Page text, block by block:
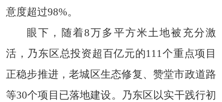
意度超过98%。
眼下，随着8万多平方米土地被充分激
活，乃东区总投资超百亿元的111个重点项目
正稳步推进，老城区生态修复、赞堂市政道路
等30个项目已落地建设。乃东区以实干践行初